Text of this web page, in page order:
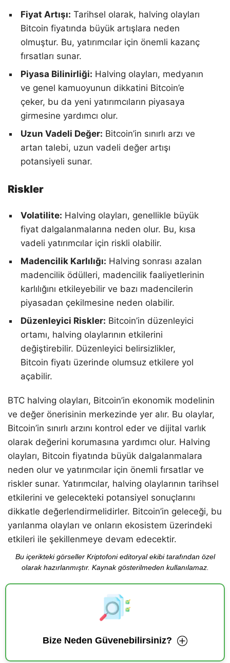
Fiyat Artışı: Tarihsel olarak, halving olayları
Bitcoin fiyatında büyük artışlara neden
olmuştur. Bu, yatırımcılar için önemli kazanç
fırsatları sunar.
Piyasa Bilinirliği: Halving olayları, medyanın
ve genel kamuoyunun dikkatini Bitcoin’e
çeker, bu da yeni yatırımcıların piyasaya
girmesine yardımcı olur.
Uzun Vadeli Değer: Bitcoin’in sınırlı arzı ve
artan talebi, uzun vadeli değer artışı
potansiyeli sunar.
Riskler
Volatilite: Halving olayları, genellikle büyük
fiyat dalgalanmalarına neden olur. Bu, kısa
vadeli yatırımcılar için riskli olabilir.
Madencilik Karlılığı: Halving sonrası azalan
madencilik ödülleri, madencilik faaliyetlerinin
karlılığını etkileyebilir ve bazı madencilerin
piyasadan çekilmesine neden olabilir.
Düzenleyici Riskler: Bitcoin’in düzenleyici
ortamı, halving olaylarının etkilerini
değiştirebilir. Düzenleyici belirsizlikler,
Bitcoin fiyatı üzerinde olumsuz etkilere yol
açabilir.
BTC halving olayları, Bitcoin’in ekonomik modelinin
ve değer önerisinin merkezinde yer alır. Bu olaylar,
Bitcoin’in sınırlı arzını kontrol eder ve dijital varlık
olarak değerini korumasına yardımcı olur. Halving
olayları, Bitcoin fiyatında büyük dalgalanmalara
neden olur ve yatırımcılar için önemli fırsatlar ve
riskler sunar. Yatırımcılar, halving olaylarının tarihsel
etkilerini ve gelecekteki potansiyel sonuçlarını
dikkatle değerlendirmelidirler. Bitcoin’in geleceği, bu
yarılanma olayları ve onların ekosistem üzerindeki
etkileri ile şekillenmeye devam edecektir.
Bu içerikteki görseller Kriptofoni editoryal ekibi tarafından özel
olarak hazırlanmıştır. Kaynak gösterilmeden kullanılamaz.
Bize Neden Güvenebilirsiniz?